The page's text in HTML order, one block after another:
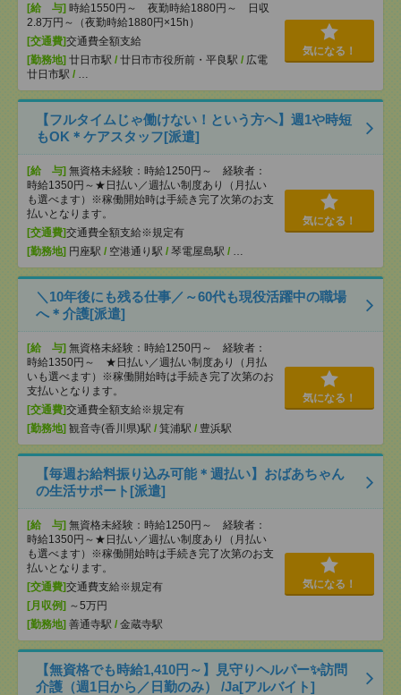
[給 与] 時給1550円～ 夜勤時給1880円～ 日収
2.8万円～（夜勤時給1880円×15h）
[交通費]交通費全額支給
[勤務地] 廿日市駅 / 廿日市市役所前・平良駅 / 広電
廿日市駅 /
気になる！
【フルタイムじゃ働けない！という方へ】週1や時短
もOK＊ケアスタッフ[派遣]
[給 与] 無資格未経験：時給1250円～ 経験者：
時給1350円～★日払い／週払い制度あり（月払い
も選べます）※稼働開始時は手続き完了次第のお支
払いとなります。
[交通費]交通費全額支給※規定有
[勤務地] 円座駅 / 空港通り駅 / 琴電屋島駅 /
気になる！
＼10年後にも残る仕事／～60代も現役活躍中の職場
へ＊介護[派遣]
[給 与] 無資格未経験：時給1250円～ 経験者：
時給1350円～ ★日払い／週払い制度あり（月払
いも選べます）※稼働開始時は手続き完了次第のお
支払いとなります。
[交通費]交通費全額支給※規定有
[勤務地] 観音寺(香川県)駅 / 箕浦駅 / 豊浜駅
気になる！
【毎週お給料振り込み可能＊週払い】おばあちゃん
の生活サポート[派遣]
[給 与] 無資格未経験：時給1250円～ 経験者：
時給1350円～★日払い／週払い制度あり（月払い
も選べます）※稼働開始時は手続き完了次第のお支
払いとなります。
[交通費]交通費支給※規定有
[月収例] ～5万円
[勤務地] 善通寺駅 / 金蔵寺駅
気になる！
【無資格でも時給1,410円～】見守りヘルパー✨訪問
介護（週1日から／日勤のみ） /Ja[アルバイト]